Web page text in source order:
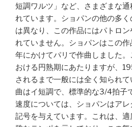
短調ワルツ」など、さまざまな
れています。ショパンの他の多
は異なり、この作品にはパトロ
れていません。ショパンはこの
年にかけてパリで作曲しました
おける円熟期にあたりますが、
されるまで一般には全く知られ
曲はイ短調で、標準的な3/4拍子
速度については、ショパンはア
記号を与えています。これは、